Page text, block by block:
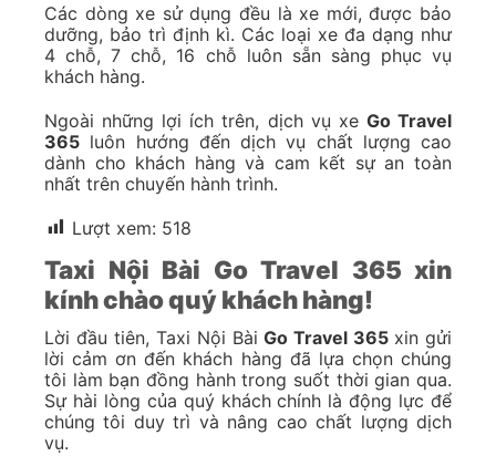
Các dòng xe sử dụng đều là xe mới, được bảo
dưỡng, bảo trì định kì. Các loại xe đa dạng như
4 chỗ, 7 chỗ, 16 chỗ luôn sẵn sàng phục vụ
khách hàng.
Ngoài những lợi ích trên, dịch vụ xe Go Travel
365 luôn hướng đến dịch vụ chất lượng cao
dành cho khách hàng và cam kết sự an toàn
nhất trên chuyến hành trình.
Lượt xem: 518
Taxi Nội Bài Go Travel 365 xin
kính chào quý khách hàng!
Lời đầu tiên, Taxi Nội BàiGo Travel 365 xin gửi
lời cảm ơn đến khách hàng đã lựa chọn chúng
tôi làm bạn đồng hành trong suốt thời gian qua.
Sự hài lòng của quý khách chính là động lực để
chúng tôi duy trì và nâng cao chất lượng dịch
vụ.